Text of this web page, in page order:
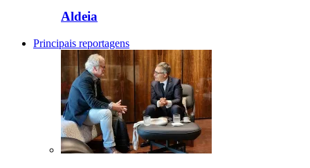
Aldeia
Principais reportagens